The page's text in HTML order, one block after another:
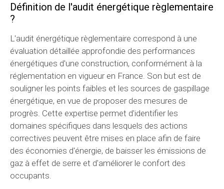
Définition de l'audit énergétique règlementaire
?
L'audit énergétique règlementaire correspond à une
évaluation détaillée approfondie des performances
énergétiques d'une construction, conformément à la
réglementation en vigueur en France. Son but est de
souligner les points faibles et les sources de gaspillage
énergétique, en vue de proposer des mesures de
progrès. Cette expertise permet d'identifier les
domaines spécifiques dans lesquels des actions
correctives peuvent être mises en place afin de faire
des économies d'énergie, de baisser les émissions de
gaz à effet de serre et d'améliorer le confort des
occupants.